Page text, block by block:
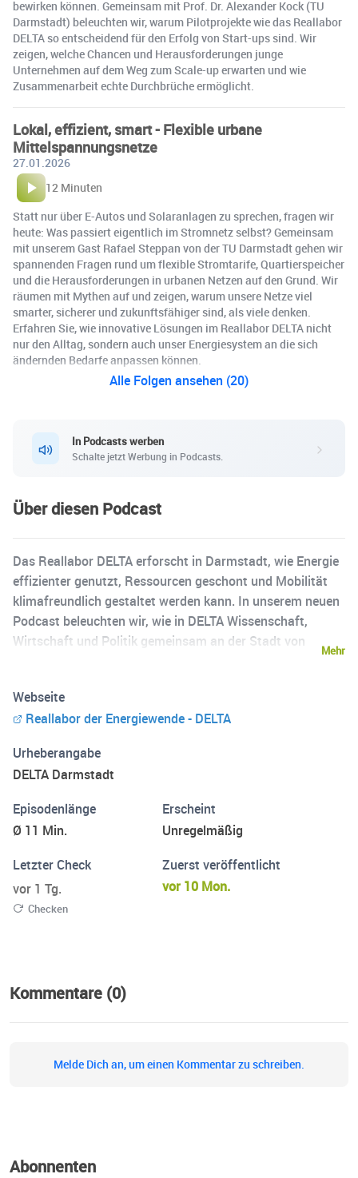
bewirken können. Gemeinsam mit Prof. Dr. Alexander Kock (TU
Darmstadt) beleuchten wir, warum Pilotprojekte wie das Reallabor
DELTA so entscheidend für den Erfolg von Start-ups sind. Wir
zeigen, welche Chancen und Herausforderungen junge
Unternehmen auf dem Weg zum Scale-up erwarten und wie
Zusammenarbeit echte Durchbrüche ermöglicht.
Lokal, effizient, smart - Flexible urbane
Mittelspannungsnetze
27.01.2026
12 Minuten
Statt nur über E-Autos und Solaranlagen zu sprechen, fragen wir
heute: Was passiert eigentlich im Stromnetz selbst? Gemeinsam
mit unserem Gast Rafael Steppan von der TU Darmstadt gehen wir
spannenden Fragen rund um flexible Stromtarife, Quartierspeicher
und die Herausforderungen in urbanen Netzen auf den Grund. Wir
räumen mit Mythen auf und zeigen, warum unsere Netze viel
smarter, sicherer und zukunftsfähiger sind, als viele denken.
Erfahren Sie, wie innovative Lösungen im Reallabor DELTA nicht
nur den Alltag, sondern auch unser Energiesystem an die sich
ändernden Bedarfe anpassen können.
Alle Folgen ansehen (20)
In Podcasts werben
Schalte jetzt Werbung in Podcasts.
Über diesen Podcast
Das Reallabor DELTA erforscht in Darmstadt, wie Energie
effizienter genutzt, Ressourcen geschont und Mobilität
klimafreundlich gestaltet werden kann. In unserem neuen
Podcast beleuchten wir, wie in DELTA Wissenschaft,
Wirtschaft und Politik gemeinsam an der Stadt von
inspirierenden Köpfen, die zeigen, wie wir alle von der
Strom-, Wärme- und Mobilitätswende profitieren können.
Mehr
Webseite
Reallabor der Energiewende - DELTA
Urheberangabe
DELTA Darmstadt
Episodenlänge
Ø 11 Min.
Erscheint
Unregelmäßig
Letzter Check
vor 1 Tg.
Checken
Zuerst veröffentlicht
vor 10 Mon.
Kommentare (0)
Melde Dich an, um einen Kommentar zu schreiben.
Abonnenten